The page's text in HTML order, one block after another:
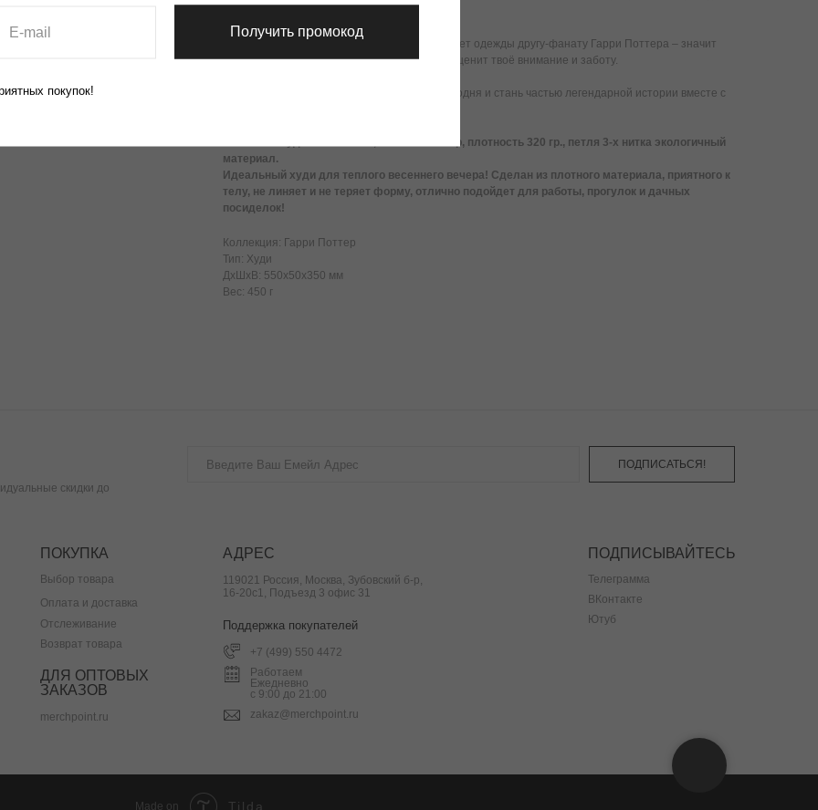
🎁 Отличный подарок: Подарить такой предмет одежды другу-фанату Гарри Поттера – значит
сделать ему настоящий сюрприз. Он точно оценит твоё внимание и заботу.
Закажи своё Худи "Слизерин Квидич" уже сегодня и стань частью легендарной истории вместе с
В составе худи 80% хлопок, 20% полиэстер, плотность 320 гр., петля 3-х нитка экологичный
материал.
Идеальный худи для теплого весеннего вечера! Сделан из плотного материала, приятного к
телу, не линяет и не теряет форму, отлично подойдет для работы, прогулок и дачных
посиделок!
Коллекция: Гарри Поттер
Тип: Худи
ДxШxВ: 550x50x350 мм
Вес: 450 г
скидки до
ПОДПИСАТЬСЯ!
ПОКУПКА АДРЕС ПОДПИСЫВАЙТЕСЬ
Выбор товара
Оплата и доставка
Отслеживание
119021 Россия, Москва, Зубовский б-р,
16-20с1, Подъезд 3 офис 31
Поддержка покупателей
+7 (499) 550 4472
Работаем
Ежедневно
с 9:00 до 21:00
zakaz@merchpoint.ru
Возврат товара
Телеграмма
ВКонтакте
ДЛЯ ОПТОВЫХ
ЗАКАЗОВ
merchpoint.ru
Ютуб
Получить промокод
покупок!
Made on Tilda